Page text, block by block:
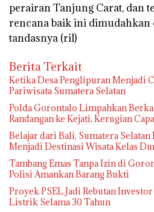
perairan Tanjung Carat, dan
rencana baik ini dimudahkan
tandasnya (ril)
Berita Terkait
Ketika Desa Penglipuran Menjadi
Pariwisata Sumatera Selatan
Polda Gorontalo Limpahkan
Randangan ke Kejati, Kerugian
Belajar dari Bali, Sumatera Selatan
Menjadi Destinasi Wisata Kelas
Tambang Emas Tanpa Izin di
Polisi Amankan Barang Bukti
Proyek PSEL Jadi Rebutan
Listrik Selama 30 Tahun